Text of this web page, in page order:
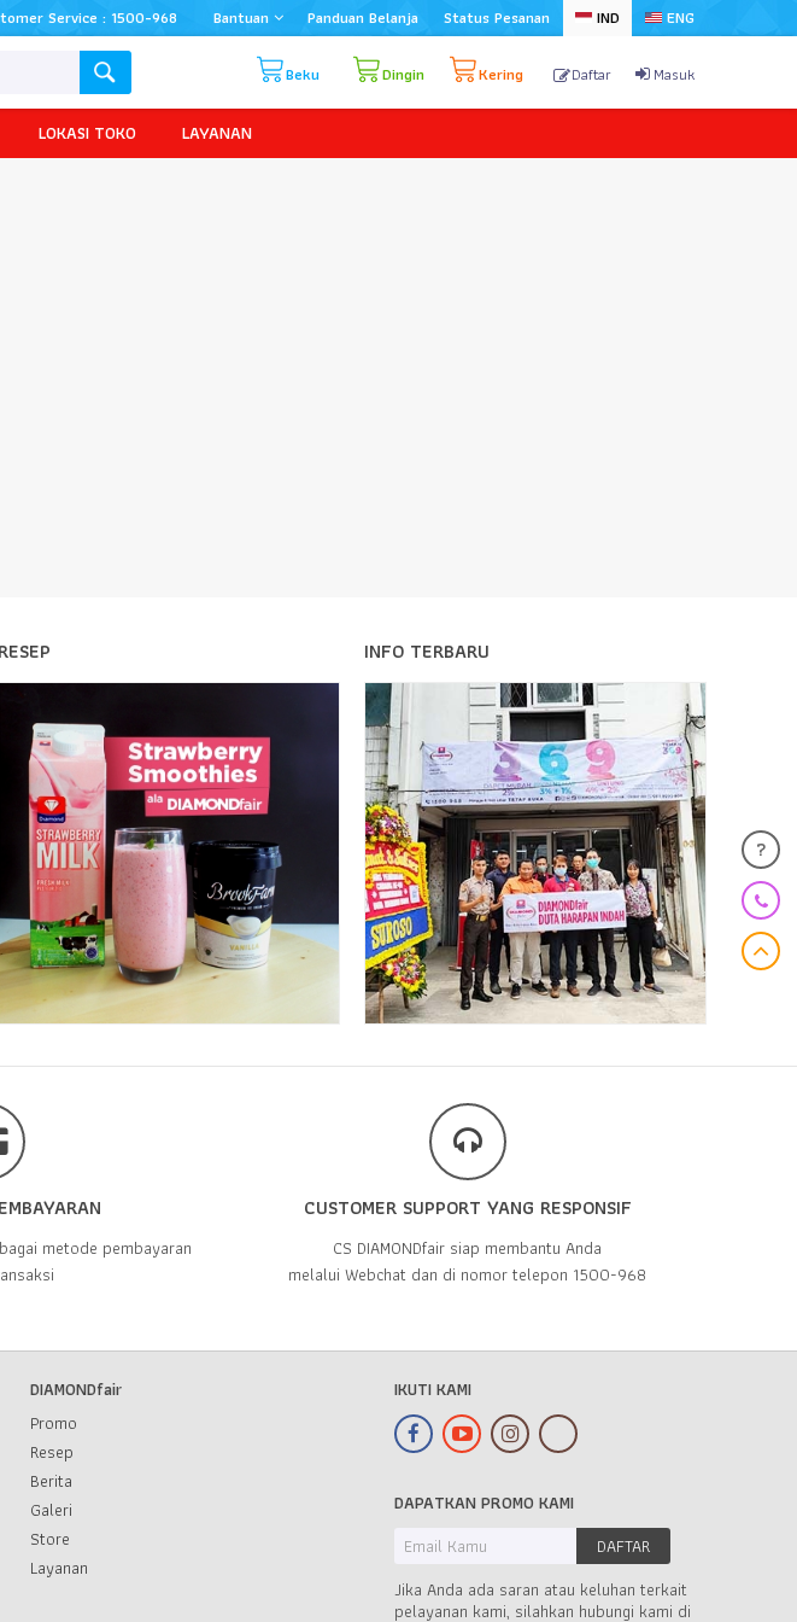
ENG
IND
Status Pesanan
Panduan Belanja
Bantuan
Service : 1500-968
Masuk
Daftar
Kering
Dingin
Beku
LOKASI TOKO LAYANAN
?
RESEP INFO TERBARU
metode pembayaran
CUSTOMER SUPPORT YANG RESPONSIF
CS DIAMONDfair siap membantu Anda
melalui Webchat dan di nomor telepon 1500-968
DIAMONDfair
Promo
Resep
Berita
Galeri
Store
Layanan
IKUTI KAMI
DAPATKAN PROMO KAMI
Jika Anda ada saran atau keluhan terkait
pelayanan kami, silahkan hubungi kami di